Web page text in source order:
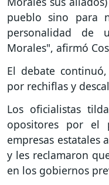
pueblo sino para
personalidad de
Morales", afirmó
El debate
por rechiflas y
Los oficialistas
opositores por el
empresas estatales
y les reclamaron
en los gobiernos